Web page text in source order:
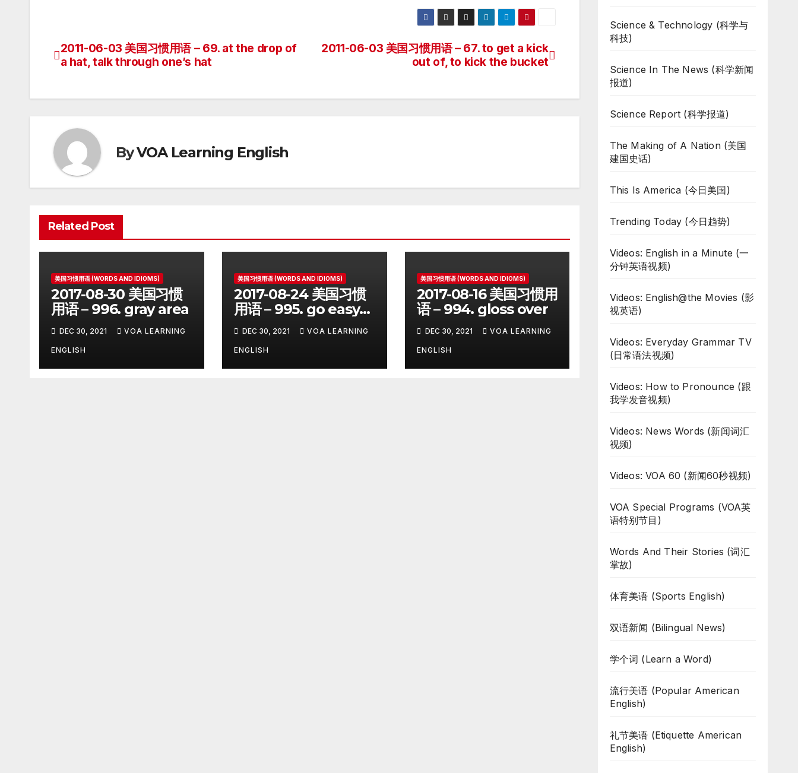
Post
2011-06-03 美国习惯用语 – 67. to get a kick
out of, to kick the bucket
2011-06-03 美国习惯用语 – 69. at the drop of
a hat, talk through one’s hat
ByVOA Learning English
Related Post
美国习惯用语 (WORDS AND IDIOMS)
2017-08-30 美国习惯
用语 – 996. gray area
DEC 30, 2021 VOA LEARNING
ENGLISH
美国习惯用语 (WORDS AND IDIOMS)
2017-08-24 美国习惯
用语 – 995. go easy
onDEC 30, 2021 VOA LEARNING
ENGLISH
美国习惯用语 (WORDS AND IDIOMS)
2017-08-16 美国习惯用
语 – 994. gloss over
DEC 30, 2021 VOA LEARNING
ENGLISH
Science & Technology (科学与
科技)
Science In The News (科学新闻
报道)
Science Report (科学报道)
The Making of A Nation (美国
建国史话)
This Is America (今日美国)
Trending Today (今日趋势)
Videos: English in a Minute (一
分钟英语视频)
Videos: English@the Movies (影
视英语)
Videos: Everyday Grammar TV
(日常语法视频)
Videos: How to Pronounce (跟
我学发音视频)
Videos: News Words (新闻词汇
视频)
Videos: VOA 60 (新闻60秒视频)
VOA Special Programs (VOA英
语特别节目)
Words And Their Stories (词汇
掌故)
体育美语 (Sports English)
双语新闻 (Bilingual News)
学个词 (Learn a Word)
流行美语 (Popular American
English)
礼节美语 (Etiquette American
English)